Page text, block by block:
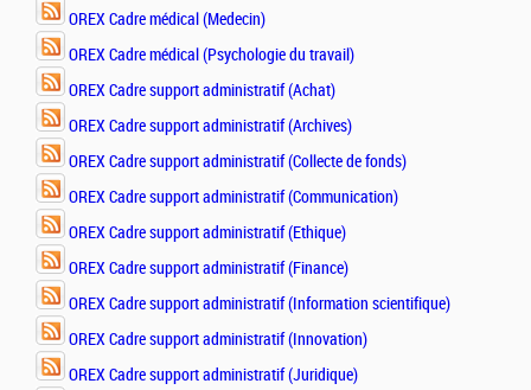
OREX Cadre médical (Medecin)
OREX Cadre médical (Psychologie du travail)
OREX Cadre support administratif (Achat)
OREX Cadre support administratif (Archives)
OREX Cadre support administratif (Collecte de fonds)
OREX Cadre support administratif (Communication)
OREX Cadre support administratif (Ethique)
OREX Cadre support administratif (Finance)
OREX Cadre support administratif (Information scientifique)
OREX Cadre support administratif (Innovation)
OREX Cadre support administratif (Juridique)